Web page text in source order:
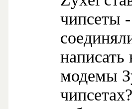
чипсеты
написать
модемы